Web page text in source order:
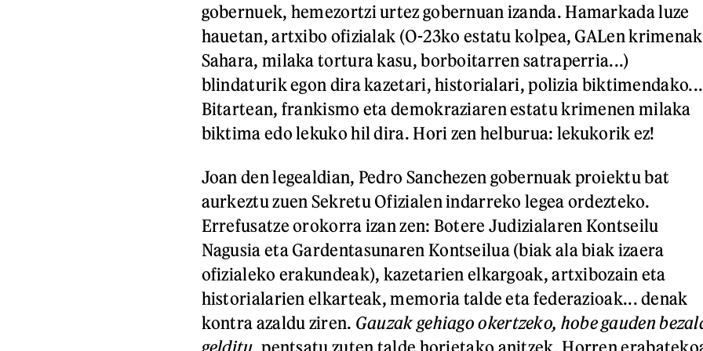
gobernuek, hemezortzi urtez gobernuan izanda. Hamarkada luze
hauetan, artxibo ofizialak (O-23ko estatu kolpea, GALen
Sahara, milaka tortura kasu, borboitarren satraperria...)
blindaturik egon dira kazetari, historialari, polizia biktimendako...
Bitartean, frankismo eta demokraziaren estatu krimenen milaka
biktima edo lekuko hil dira. Hori zen helburua: lekukorik ez!
Joan den legealdian, Pedro Sanchezen gobernuak proiektu bat
aurkeztu zuen Sekretu Ofizialen indarreko legea ordezteko.
Errefusatze orokorra izan zen: Botere Judizialaren Kontseilu
Nagusia eta Gardentasunaren Kontseilua (biak ala biak izaera
ofizialeko erakundeak), kazetarien elkargoak, artxibozain eta
historialarien elkarteak, memoria talde eta federazioak... denak
kontra azaldu ziren. Gauzak gehiago okertzeko, hobe gauden
gelditu , pentsatu zuten talde horietako anitzek. Horren